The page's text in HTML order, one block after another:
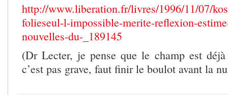
http://www.liberation.fr/livres/1996/11/07/
folieseul-l-impossible-merite-reflexion-
nouvelles-du-_189145
(Dr Lecter, je pense que le champ est
c’est pas grave, faut finir le boulot avant la